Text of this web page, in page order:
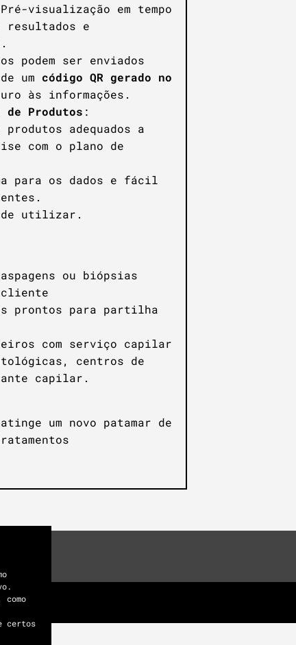
certos
visualização em tempo
resultados e
podem ser enviados
um código QR gerado no
às informações.
de Produtos :
adequados a
com o plano de
para os dados e fácil
utilizar.
ou biópsias
cliente
prontos para partilha
com serviço capilar
centros de
capilar.
um novo patamar de